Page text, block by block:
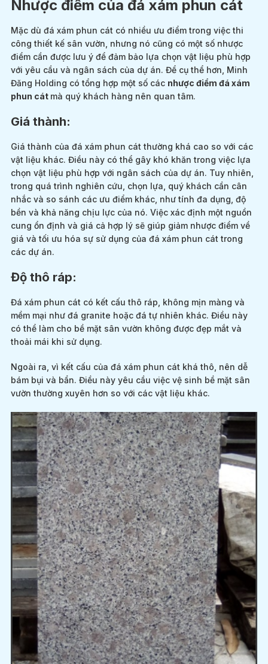
Nhược điểm của đá xám phun cát
Mặc dù đá xám phun cát có nhiều ưu điểm trong việc thi
công thiết kế sân vườn, nhưng nó cũng có một số nhược
điểm cần được lưu ý để đảm bảo lựa chọn vật liệu phù hợp
với yêu cầu và ngân sách của dự án. Để cụ thể hơn, Minh
Đăng Holding có tổng hợp một số các nhược điểm đá xám
phun cát mà quý khách hàng nên quan tâm.
Giá thành:
Giá thành của đá xám phun cát thường khá cao so với các
vật liệu khác. Điều này có thể gây khó khăn trong việc lựa
chọn vật liệu phù hợp với ngân sách của dự án. Tuy nhiên,
trong quá trình nghiên cứu, chọn lựa, quý khách cần cân
nhắc và so sánh các ưu điểm khác, như tính đa dụng, độ
bền và khả năng chịu lực của nó. Việc xác định một nguồn
cung ổn định và giá cả hợp lý sẽ giúp giảm nhược điểm về
giá và tối ưu hóa sự sử dụng của đá xám phun cát trong
các dự án.
Độ thô ráp:
Đá xám phun cát có kết cấu thô ráp, không mịn màng và
mềm mại như đá granite hoặc đá tự nhiên khác. Điều này
có thể làm cho bề mặt sân vườn không được đẹp mắt và
thoải mái khi sử dụng.
Ngoài ra, vì kết cấu của đá xám phun cát khá thô, nên dễ
bám bụi và bẩn. Điều này yêu cầu việc vệ sinh bề mặt sân
vườn thường xuyên hơn so với các vật liệu khác.